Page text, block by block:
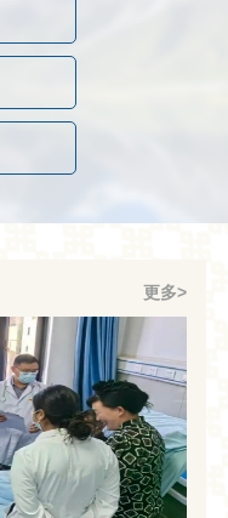
更多>